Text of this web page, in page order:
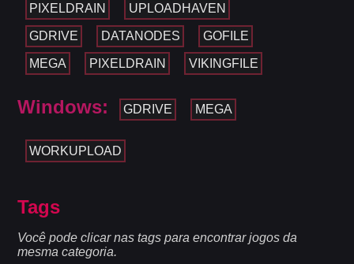
PIXELDRAIN UPLOADHAVEN
GDRIVE DATANODES GOFILE
MEGA PIXELDRAIN VIKINGFILE
Windows: GDRIVE MEGA
WORKUPLOAD
Tags
Você pode clicar nas tags para encontrar jogos da
mesma categoria.